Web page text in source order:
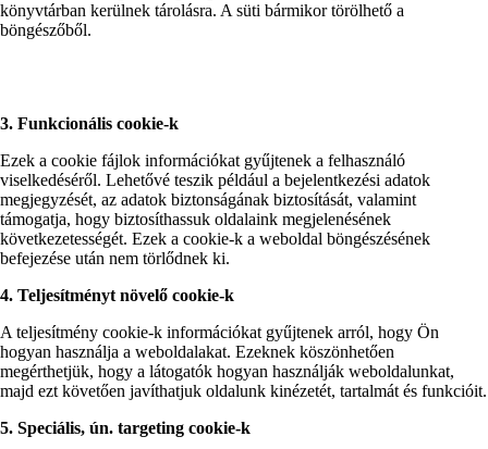
könyvtárban kerülnek tárolásra. A süti bármikor törölhető a
böngészőből.
3. Funkcionális cookie-k
Ezek a cookie fájlok információkat gyűjtenek a felhasználó
viselkedéséről. Lehetővé teszik például a bejelentkezési adatok
megjegyzését, az adatok biztonságának biztosítását, valamint
támogatja, hogy biztosíthassuk oldalaink megjelenésének
következetességét. Ezek a cookie-k a weboldal böngészésének
befejezése után nem törlődnek ki.
4. Teljesítményt növelő cookie-k
A teljesítmény cookie-k információkat gyűjtenek arról, hogy Ön
hogyan használja a weboldalakat. Ezeknek köszönhetően
megérthetjük, hogy a látogatók hogyan használják weboldalunkat,
majd ezt követően javíthatjuk oldalunk kinézetét, tartalmát és funkcióit.
5. Speciális, ún. targeting cookie-k